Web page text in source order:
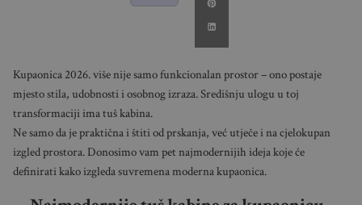
Kupaonica 2026. više nije samo funkcionalan prostor – ono postaje
mjesto stila, udobnosti i osobnog izraza. Središnju ulogu u toj
transformaciji ima tuš kabina.
Ne samo da je praktična i štiti od prskanja, već utječe i na cjelokupan
izgled prostora. Donosimo vam pet najmodernijih ideja koje će
definirati kako izgleda suvremena moderna kupaonica.